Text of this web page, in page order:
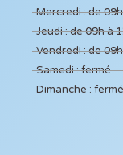
Mercredi : de
Jeudi : de 09h à
Vendredi : de
Samedi : fermé
Dimanche : fermé